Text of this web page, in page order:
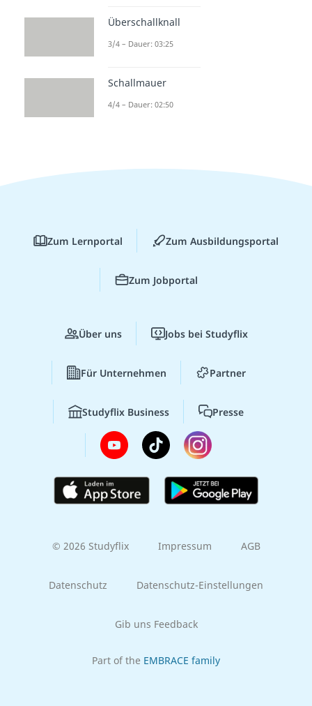
Überschallknall
3/4 – Dauer: 03:25
Schallmauer
4/4 – Dauer: 02:50
Zum Lernportal Zum Ausbildungsportal
Zum Jobportal
Über uns Jobs bei Studyflix
Für Unternehmen Partner
Studyflix Business Presse
© 2026 Studyflix Impressum AGB
Datenschutz Datenschutz-Einstellungen
Gib uns Feedback
Part of the EMBRACE family